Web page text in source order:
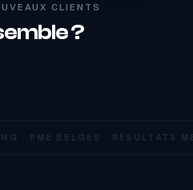
CLIENTS
?
· PME BELGES · RÉSULTATS